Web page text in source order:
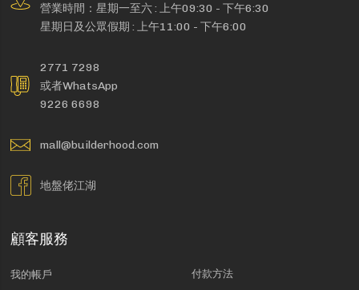
營業時間：星期一至六 : 上午09:30 - 下午6:30
星期日及公眾假期 : 上午11:00 - 下午6:00
2771 7298
或者WhatsApp
9226 6698
mall@builderhood.com
地盤佬江湖
顧客服務
我的帳戶 付款方法